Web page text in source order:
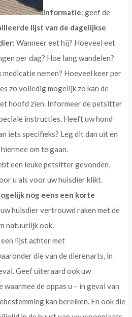
Informatie: geef de
lijst van de dagelijkse
: Wanneer eet hij? Hoeveel eet
per dag? Hoe lang wandelen?
nemen? Hoeveel keer per
zo volledig mogelijk zo kan de
hoofd zien. Informeer de petsitter
instructies. Heeft uw hond
iets specifieks? Leg dit dan uit en
om te gaan.
een leuke petsitter gevonden,
u als voor uw huisdier klikt.
nog eens een korte
huisdier vertrouwd raken met de
natuurlijk ook.
een lijst achter met
die van de dierenarts, in
Geef uiteraard ook uw
de oppas u – in geval van
kan bereiken. En ook die